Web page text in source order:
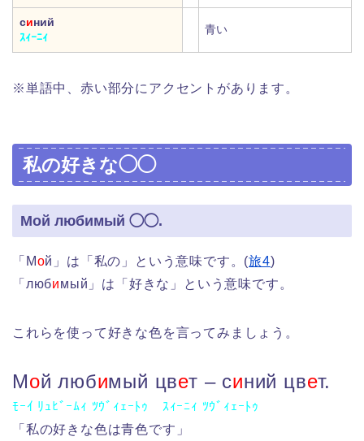
синий
ｽｨｰﾆｨ
青い
※単語中、赤い部分にアクセントがあります。
私の好きな◯◯
Мой любимый ◯◯.
「Мой」は「私の」という意味です。(旅4)
「любимый」は「好きな」という意味です。
これらを使って好きな色を言ってみましょう。
Мой любимый цвет – синий цвет.
ﾓｰｲ ﾘｭﾋﾞｰﾑｨ ﾂｳﾞｨｪｰﾄｩ ｽｨｰﾆｨ ﾂｳﾞｨｪｰﾄｩ
「私の好きな色は青色です」